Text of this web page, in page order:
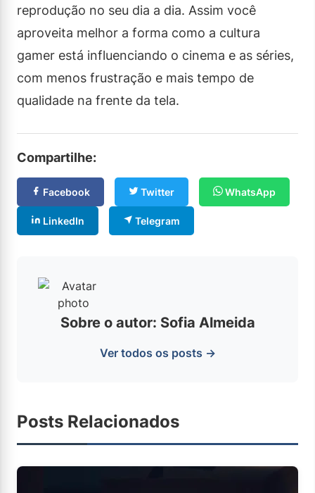
reprodução no seu dia a dia. Assim você
aproveita melhor a forma como a cultura
gamer está influenciando o cinema e as séries,
com menos frustração e mais tempo de
qualidade na frente da tela.
Compartilhe:
Facebook Twitter WhatsApp
LinkedIn Telegram
Sobre o autor: Sofia Almeida
Ver todos os posts →
Posts Relacionados